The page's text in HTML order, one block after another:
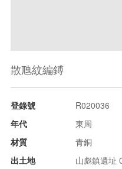
散虺紋編鎛
登錄號
R020036
年代
東周
材質
青銅
出土地
山彪鎮遺址